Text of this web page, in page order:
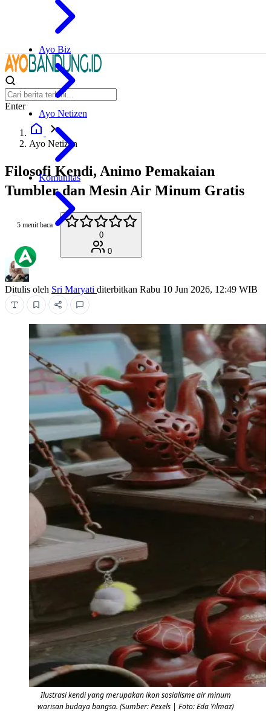
Ayo Biz
Ayo Netizen
Komunitas
Enter
Ayo Netizen
Filosofi Kendi, Animo Pemakaian
Tumbler dan Mesin Air Minum Gratis
5 menit baca
0
0
Ditulis oleh Sri Maryati diterbitkan Rabu 10 Jun 2026, 12:49 WIB
Ilustrasi kendi yang merupakan ikon sosialisme air minum
warisan budaya bangsa. (Sumber: Pexels | Foto: Eda Yılmaz)